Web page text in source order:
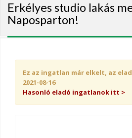
Erkélyes studio lakás
Naposparton!
Ez az ingatlan már elkelt, az
2021-08-16
Hasonló eladó ingatlanok itt >